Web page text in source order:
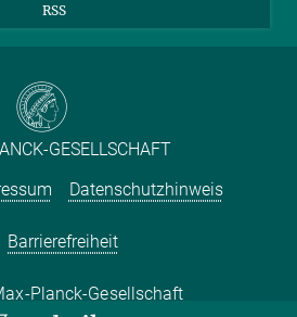
RSS
GESELLSCHAFT
Datenschutzhinweis
Barrierefreiheit
Planck-Gesellschaft